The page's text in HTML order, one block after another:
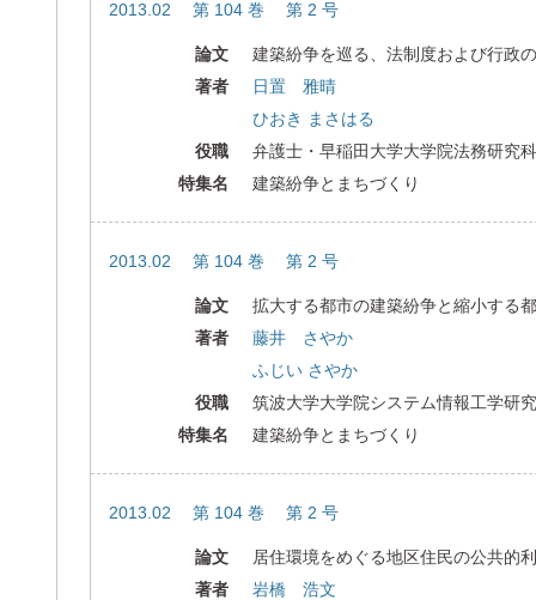
2013.02 第 104 巻 第 2 号
論文
建築紛争を巡る、法制度および行政
著者
日置 雅晴
ひおき まさはる
役職
弁護士・早稲田大学大学院法務研究
特集名
建築紛争とまちづくり
2013.02 第 104 巻 第 2 号
論文
拡大する都市の建築紛争と縮小する
著者
藤井 さやか
ふじい さやか
役職
筑波大学大学院システム情報工学研
特集名
建築紛争とまちづくり
2013.02 第 104 巻 第 2 号
論文
居住環境をめぐる地区住民の公共的
著者
岩橋 浩文